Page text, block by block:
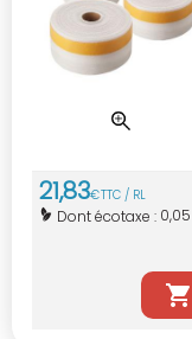
21,83€TTC / RL
Dont écotaxe : 0,05